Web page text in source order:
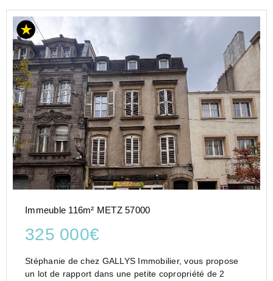
ACHAT
IMMEUBLE
GRAND-
EST
MOSELLE
(57)
METZ
(57070)
Immeuble 116m² METZ 57000
325 000€
Stéphanie de chez GALLYS Immobilier, vous propose
un lot de rapport dans une petite copropriété de 2